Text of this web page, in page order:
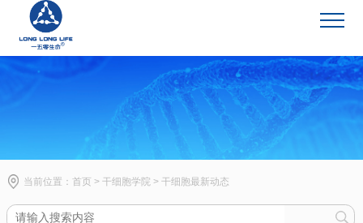
干细胞学院
当前位置：首页 >干细胞学院 >干细胞最新动态